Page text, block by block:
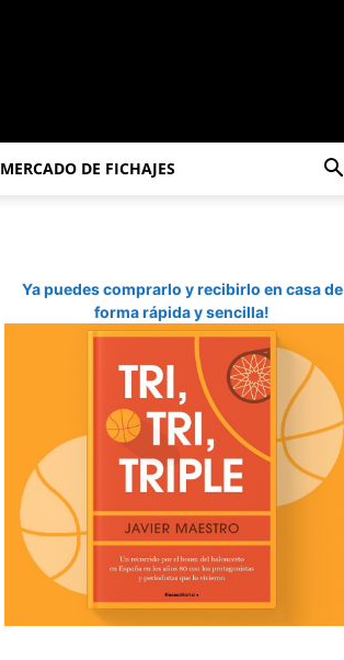
MERCADO DE FICHAJES
Ya puedes comprarlo y recibirlo en casa de
forma rápida y sencilla!